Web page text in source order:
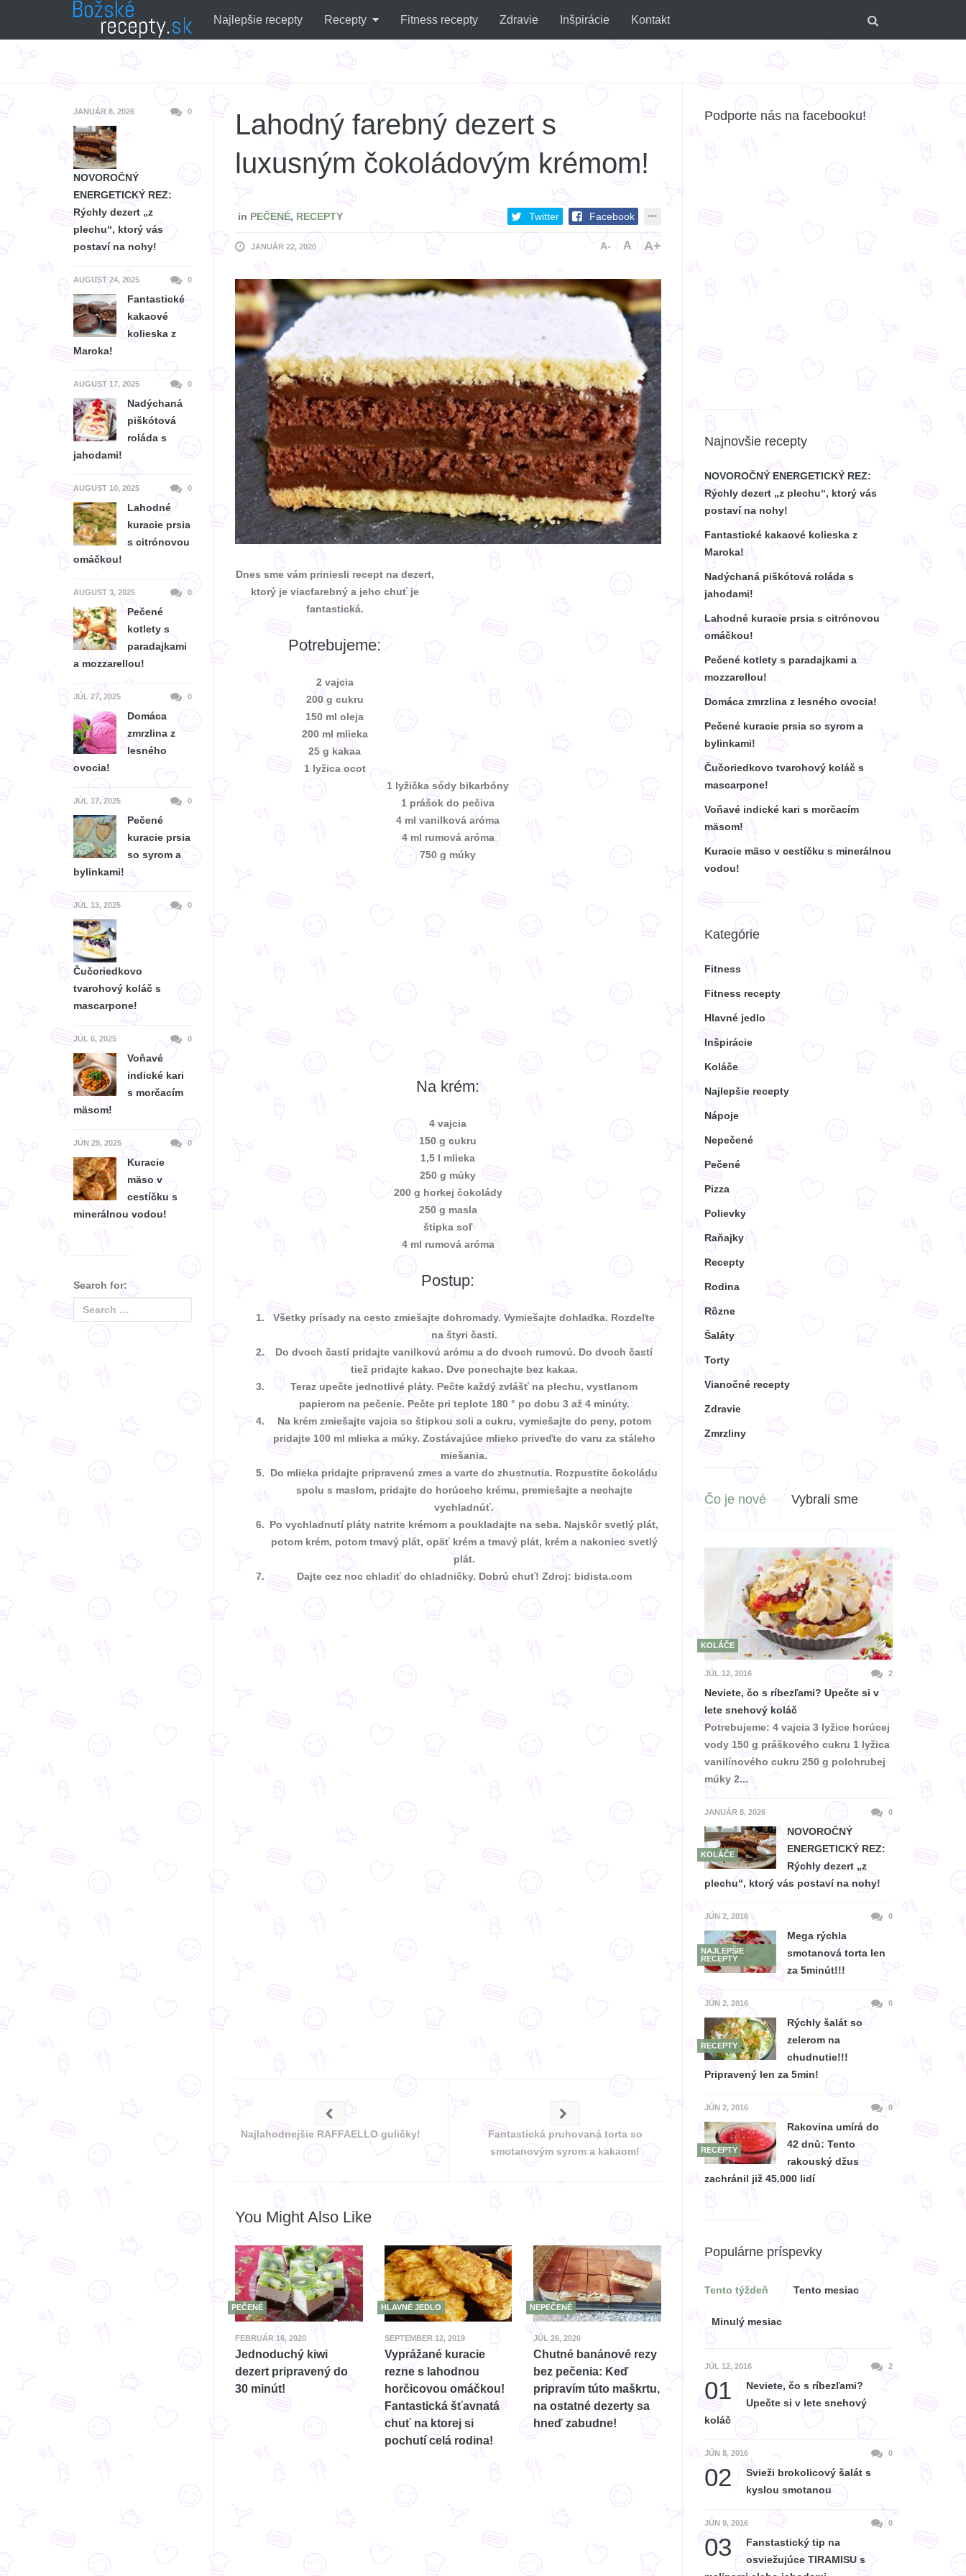
to
content
Najlepšie recepty Recepty Fitness recepty Zdravie Inšpirácie Kontakt
Lahodný farebný dezert s
luxusným čokoládovým krémom!
in PEČENÉ, RECEPTY Twitter Facebook
JANUÁR 22, 2020 A- A A+
Dnes sme vám priniesli recept na dezert,
ktorý je viacfarebný a jeho chuť je
fantastická.
Potrebujeme:
2 vajcia
200 g cukru
150 ml oleja
200 ml mlieka
25 g kakaa
1 lyžica ocot
1 lyžička sódy bikarbóny
1 prášok do pečiva
4 ml vanilková aróma
4 ml rumová aróma
750 g múky
Na krém:
4 vajcia
150 g cukru
1,5 l mlieka
250 g múky
200 g horkej čokolády
250 g masla
štipka soľ
4 ml rumová aróma
Postup:
Všetky prísady na cesto zmiešajte dohromady. Vymiešajte dohladka. Rozdeľte
na štyri časti.
Do dvoch častí pridajte vanilkovú arómu a do dvoch rumovú. Do dvoch častí
tiež pridajte kakao. Dve ponechajte bez kakaa.
Teraz upečte jednotlivé pláty. Pečte každý zvlášť na plechu, vystlanom
papierom na pečenie. Pečte pri teplote 180 ° po dobu 3 až 4 minúty.
Na krém zmiešajte vajcia so štipkou soli a cukru, vymiešajte do peny, potom
pridajte 100 ml mlieka a múky. Zostávajúce mlieko priveďte do varu za stáleho
miešania.
Do mlieka pridajte pripravenú zmes a varte do zhustnutia. Rozpustite čokoládu
spolu s maslom, pridajte do horúceho krému, premiešajte a nechajte
vychladnúť.
Po vychladnutí pláty natrite krémom a poukladajte na seba. Najskôr svetlý plát,
potom krém, potom tmavý plát, opäť krém a tmavý plát, krém a nakoniec svetlý
plát.
Dajte cez noc chladiť do chladničky. Dobrú chuť! Zdroj: bidista.com
Najlahodnejšie RAFFAELLO guličky!
Fantastická pruhovaná torta so
smotanovým syrom a kakaom!
You Might Also Like
PEČENÉ
FEBRUÁR 16, 2020
Jednoduchý kiwi
dezert pripravený do
30 minút!
HLAVNÉ JEDLO
SEPTEMBER 12, 2019
Vyprážané kuracie
rezne s lahodnou
horčicovou omáčkou!
Fantastická šťavnatá
chuť na ktorej si
pochutí celá rodina!
NEPEČENÉ
JÚL 26, 2020
Chutné banánové rezy
bez pečenia: Keď
pripravím túto maškrtu,
na ostatné dezerty sa
hneď zabudne!
Podporte nás na facebooku!
Najnovšie recepty
NOVOROČNÝ ENERGETICKÝ REZ:
Rýchly dezert „z plechu“, ktorý vás
postaví na nohy!
Fantastické kakaové kolieska z
Maroka!
Nadýchaná piškótová roláda s
jahodami!
Lahodné kuracie prsia s citrónovou
omáčkou!
Pečené kotlety s paradajkami a
mozzarellou!
Domáca zmrzlina z lesného ovocia!
Pečené kuracie prsia so syrom a
bylinkami!
Čučoriedkovo tvarohový koláč s
mascarpone!
Voňavé indické kari s morčacím
mäsom!
Kuracie mäso v cestíčku s minerálnou
vodou!
Kategórie
Fitness
Fitness recepty
Hlavné jedlo
Inšpirácie
Koláče
Najlepšie recepty
Nápoje
Nepečené
Pečené
Pizza
Polievky
Raňajky
Recepty
Rodina
Rôzne
Šaláty
Torty
Vianočné recepty
Zdravie
Zmrzliny
Čo je nové Vybrali sme
KOLÁČE
JÚL 12, 2016 2
Neviete, čo s ríbezľami? Upečte si v
lete snehový koláč
Potrebujeme: 4 vajcia 3 lyžice horúcej
vody 150 g práškového cukru 1 lyžica
vanilínového cukru 250 g polohrubej
múky 2...
JANUÁR 8, 2026 0
KOLÁČE
NOVOROČNÝ
ENERGETICKÝ REZ:
Rýchly dezert „z
plechu“, ktorý vás postaví na nohy!
JÚN 2, 2016 0
NAJLEPŠIE
RECEPTY
Mega rýchla
smotanová torta len
za 5minút!!!
JÚN 2, 2016 0
RECEPTY
Rýchly šalát so
zelerom na
chudnutie!!!
Pripravený len za 5min!
JÚN 2, 2016 0
RECEPTY
Rakovina umírá do
42 dnů: Tento
rakouský džus
zachránil již 45.000 lidí
Populárne príspevky
Tento týždeň Tento mesiac
Minulý mesiac
JÚL 12, 2016 2
01
Neviete, čo s ríbezľami?
Upečte si v lete snehový
koláč
JÚN 8, 2016 0
02
Svieži brokolicový šalát s
kyslou smotanou
JÚN 9, 2016 0
03
Fanstastický tip na
osviežujúce TIRAMISU s
JANUÁR 8, 2026 0
NOVOROČNÝ
ENERGETICKÝ REZ:
Rýchly dezert „z
plechu“, ktorý vás
postaví na nohy!
AUGUST 24, 2025 0
Fantastické
kakaové
kolieska z
Maroka!
AUGUST 17, 2025 0
Nadýchaná
piškótová
roláda s
jahodami!
AUGUST 10, 2025 0
Lahodné
kuracie prsia
s citrónovou
omáčkou!
AUGUST 3, 2025 0
Pečené
kotlety s
paradajkami
a mozzarellou!
JÚL 27, 2025 0
Domáca
zmrzlina z
lesného
ovocia!
JÚL 17, 2025 0
Pečené
kuracie prsia
so syrom a
bylinkami!
JÚL 13, 2025 0
Čučoriedkovo
tvarohový koláč s
mascarpone!
JÚL 6, 2025 0
Voňavé
indické kari
s morčacím
mäsom!
JÚN 29, 2025 0
Kuracie
mäso v
cestíčku s
minerálnou vodou!
Search for: